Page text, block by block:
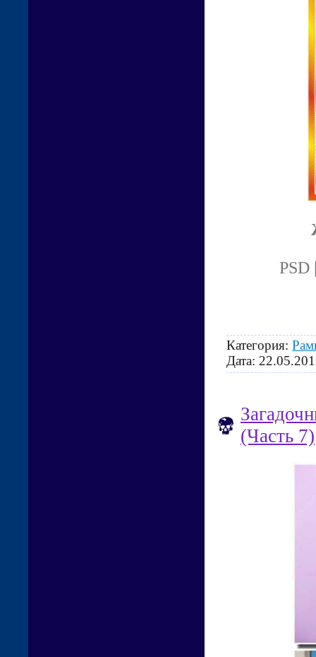
PSD
Категория:
Дата:
(Часть 7)